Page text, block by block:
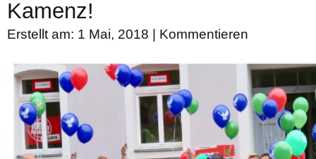
Kamenz!
Erstellt am: 1 Mai, 2018 | Kommentieren